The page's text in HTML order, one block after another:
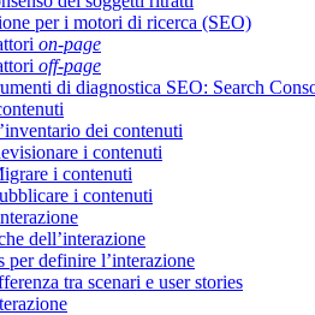
per i motori di ricerca (SEO)
on-page
off-page
di diagnostica SEO: Search
dei contenuti
i contenuti
i contenuti
i contenuti
dell’interazione
per definire l’interazione
tra scenari e user stories